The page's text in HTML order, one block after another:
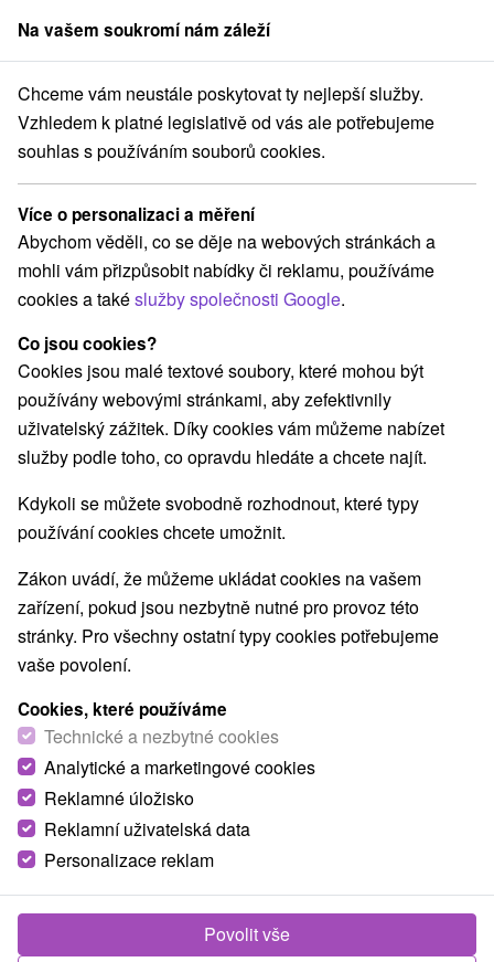
člen skupinySorger
lázně na Slovensku, termály Slovensko Východné Slovensko
Termální lázně, termály Slovensko
Východné Slovensko
Vyberte lokalitu nebo termín
Nejprodávanější
VŠECHNY TOP - NEJPRODÁVANĚJŠÍ NEJLEVNĚJŠÍ
Lázně Ružbachy
Na vašem soukromí nám záleží
Chceme vám neustále poskytovat ty nejlepší služby.
Vzhledem k platné legislativě od vás ale potřebujeme
souhlas s používáním souborů cookies.
Více o personalizaci a měření
Abychom věděli, co se děje na webových stránkách a
mohli vám přizpůsobit nabídky či reklamu, používáme
cookies a takéslužby společnosti Google.
Co jsou cookies?
Cookies jsou malé textové soubory, které mohou být
používány webovými stránkami, aby zefektivnily
uživatelský zážitek. Díky cookies vám můžeme nabízet
služby podle toho, co opravdu hledáte a chcete najít.
Kdykoli se můžete svobodně rozhodnout, které typy
používání cookies chcete umožnit.
Zákon uvádí, že můžeme ukládat cookies na vašem
zařízení, pokud jsou nezbytně nutné pro provoz této
stránky. Pro všechny ostatní typy cookies potřebujeme
vaše povolení.
Cookies, které používáme
Technické a nezbytné cookies
Analytické a marketingové cookies
Reklamné úložisko
Reklamní uživatelská data
Personalizace reklam
Povolit vše